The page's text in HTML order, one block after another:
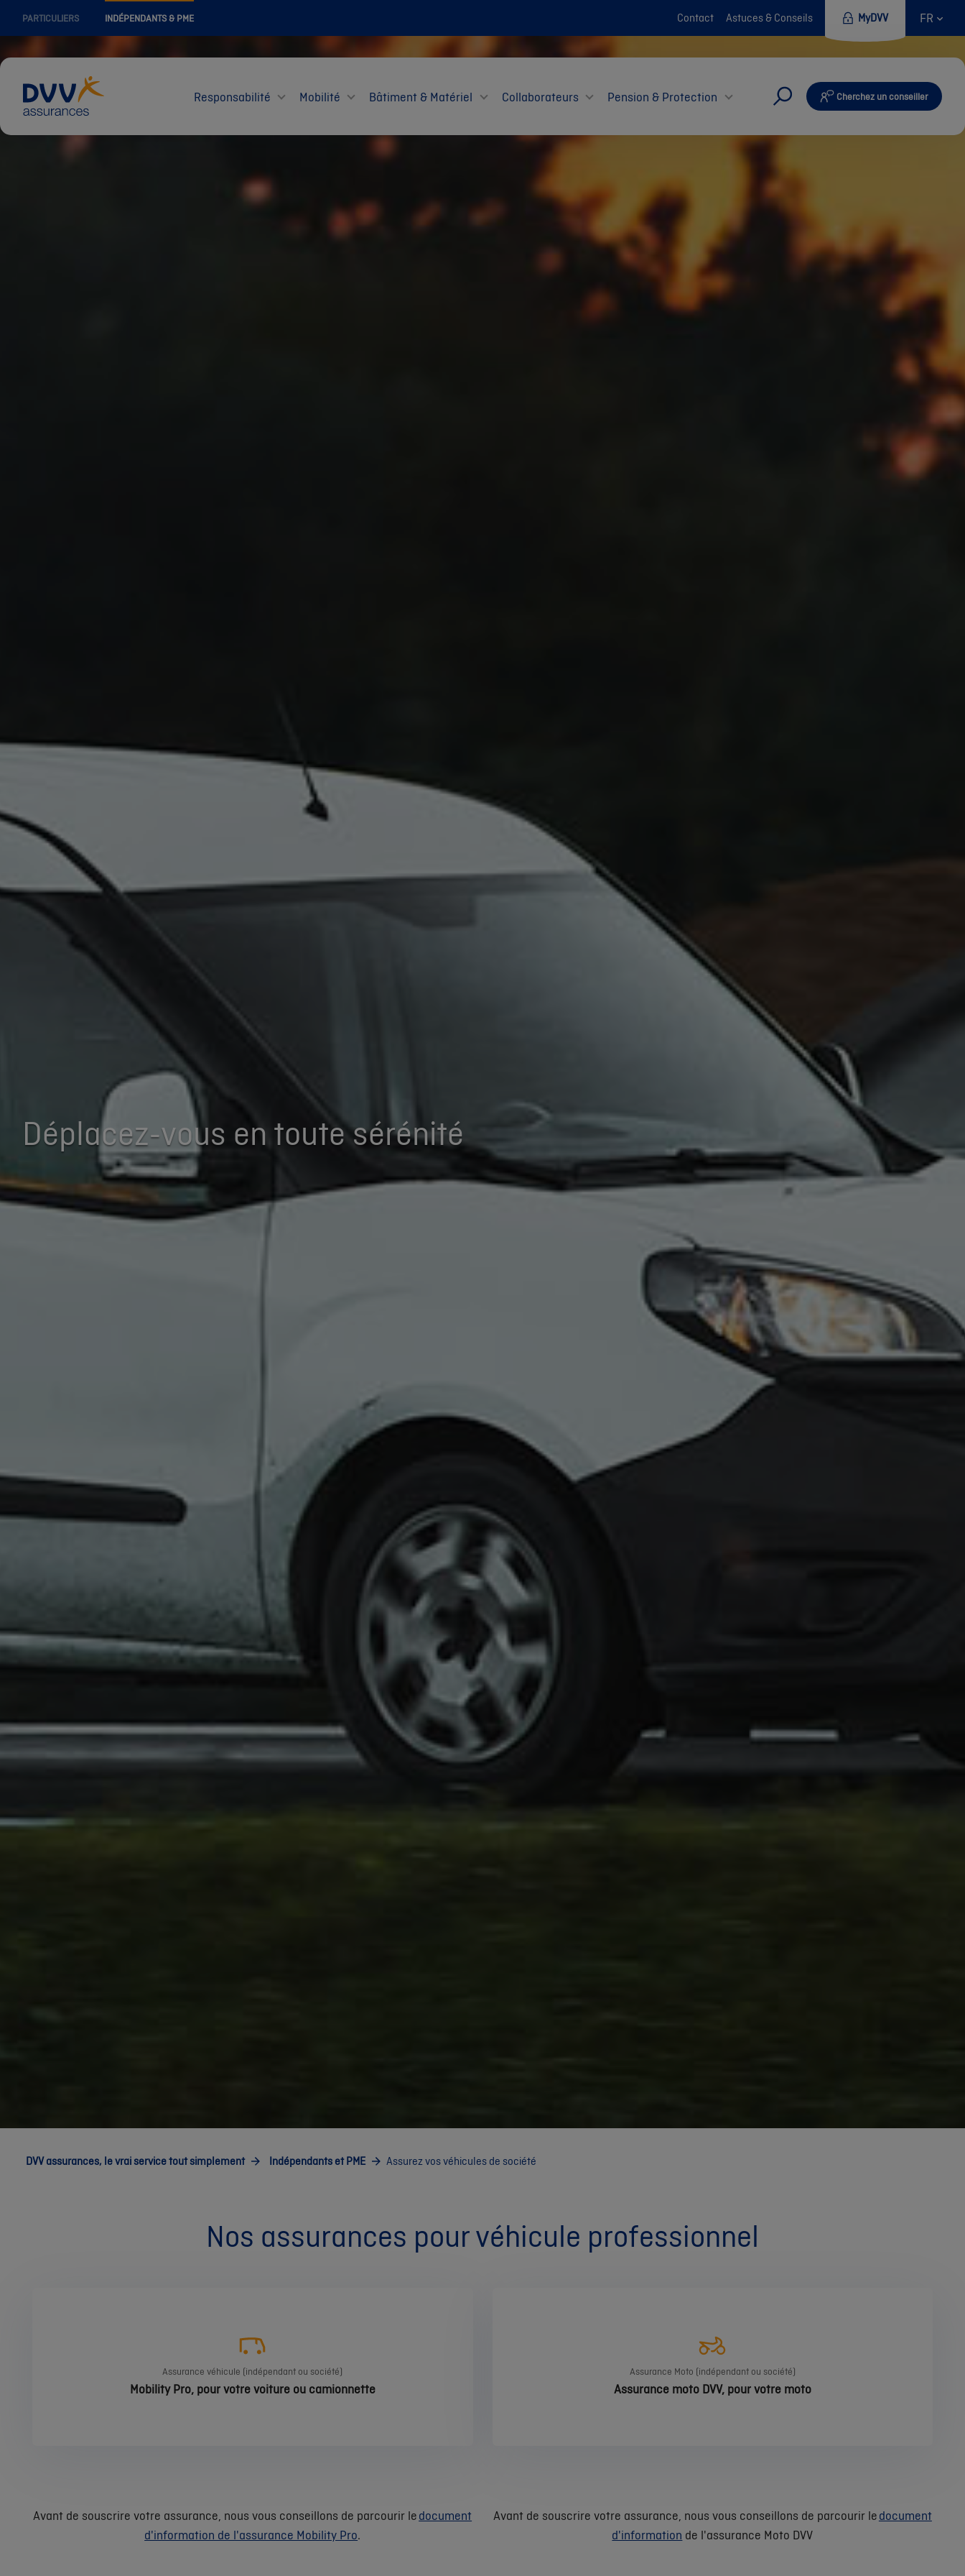
PARTICULIERS INDÉPENDANTS & PME Contact Astuces & Conseils MyDVV FR
Responsabilité Mobilité Bâtiment & Matériel Collaborateurs Pension & Protection Cherchez un conseiller
Déplacez-vous en toute sérénité
DVV assurances, le vrai service tout simplement Indépendants et PME Assurez vos véhicules de société
Nos assurances pour véhicule professionnel
Assurance véhicule (indépendant ou société)
Mobility Pro, pour votre voiture ou camionnette
Assurance Moto (indépendant ou société)
Assurance moto DVV, pour votre moto
Avant de souscrire votre assurance, nous vous conseillons de parcourir ledocument
d'information de l'assurance Mobility Pro.
Avant de souscrire votre assurance, nous vous conseillons de parcourir ledocument
d'information de l'assurance Moto DVV